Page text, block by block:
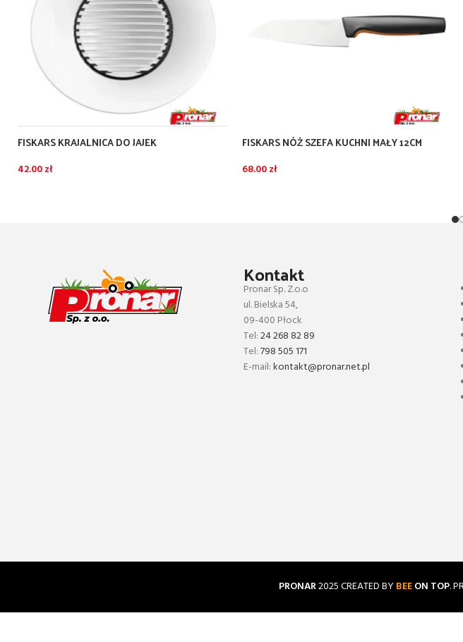
FISKARS KRAJALNICA DO JAJEK
42.00zł
FISKARS NÓŻ SZEFA KUCHNI MAŁY 12CM
68.00zł
Kontakt
Pronar Sp. Z.o.o
ul. Bielska 54,
09-400 Płock
Tel:24 268 82 89
Tel:798 505 171
E-mail:kontakt@pronar.net.pl
PRONAR2025 CREATED BY BEEON TOP.